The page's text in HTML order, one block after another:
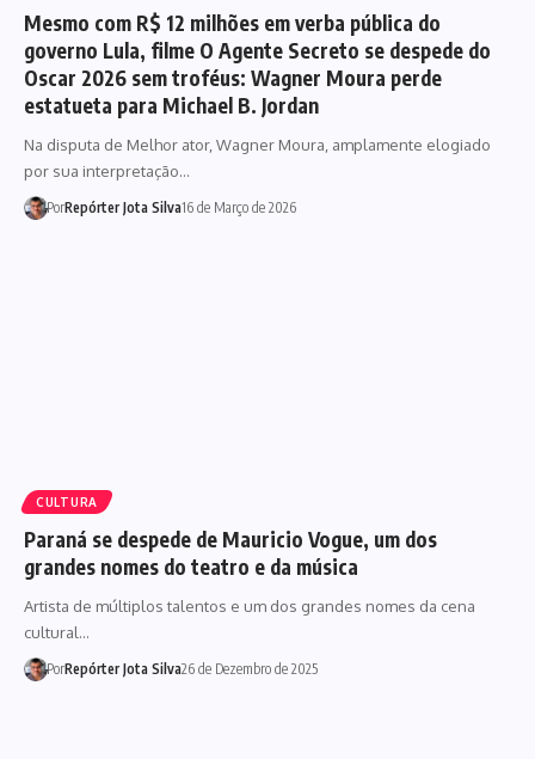
Mesmo com R$ 12 milhões em verba pública do
governo Lula, filme O Agente Secreto se despede do
Oscar 2026 sem troféus: Wagner Moura perde
estatueta para Michael B. Jordan
Na disputa de Melhor ator, Wagner Moura, amplamente elogiado
por sua interpretação…
PorRepórter Jota Silva16 de Março de 2026
CULTURA
Paraná se despede de Mauricio Vogue, um dos
grandes nomes do teatro e da música
Artista de múltiplos talentos e um dos grandes nomes da cena
cultural…
PorRepórter Jota Silva26 de Dezembro de 2025